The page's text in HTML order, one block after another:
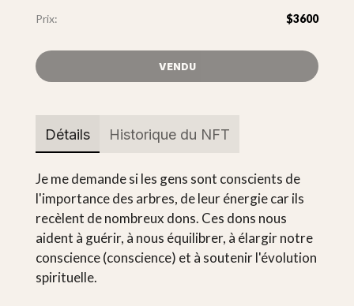
Prix: $3600
VENDU
Détails Historique du NFT
Je me demande si les gens sont conscients de
l'importance des arbres, de leur énergie car ils
recèlent de nombreux dons. Ces dons nous
aident à guérir, à nous équilibrer, à élargir notre
conscience (conscience) et à soutenir l'évolution
spirituelle.